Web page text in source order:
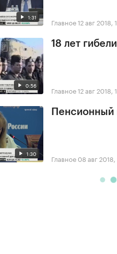
1:31 Главное12 авг 2018,
0:56
18 лет
Главное12 авг 2018,
1:30
Пенсионный
Главное 08 авг